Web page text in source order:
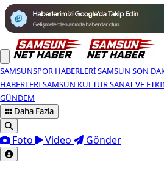
SAMSUNSPOR HABERLERISAMSUN SON
HABERLERISAMSUN KÜLTÜR SANAT VE
GÜNDEM
Daha Fazla
Foto Video Gönder